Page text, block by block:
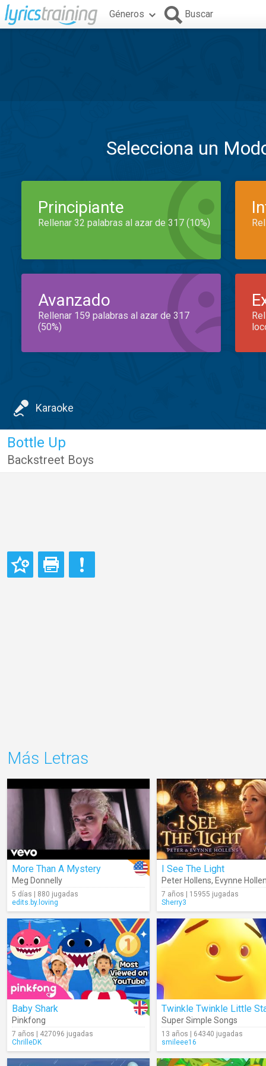
Géneros Buscar
Selecciona un
Principiante
Rellenar 32 palabras al azar de 317 (10%)
Avanzado
Rellenar 159 palabras al azar de 317
(50%)
Karaoke
Bottle Up
Backstreet Boys
Más Letras
More Than A Mystery
Meg Donnelly
5 días | 880 jugadas
edits.by.loving
I See The Light
Peter Hollens, Evynne
7 años | 15955 jugadas
Sherry3
Baby Shark
Pinkfong
7 años | 427096 jugadas
ChrilleDK
Twinkle Twinkle Little
Super Simple Songs
13 años | 64340 jugadas
smileee16